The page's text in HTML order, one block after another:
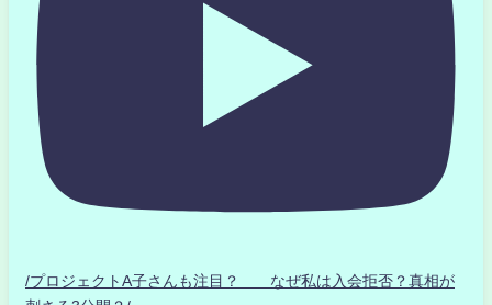
/プロジェクトA子さんも注目？ なぜ私は入会拒否？真相が